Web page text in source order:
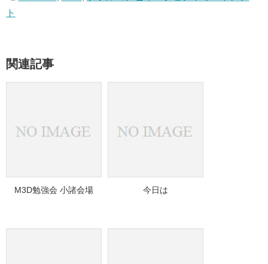
ト
関連記事
M3D勉強会 小諸会場 今日は